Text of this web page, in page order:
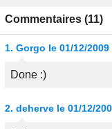
Commentaires (11)
1. Gorgo le 01/12/2009
Done :)
2. deherve le 01/12/